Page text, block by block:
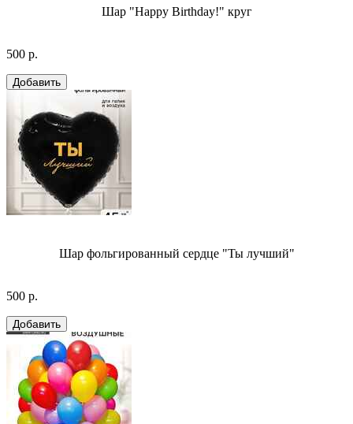
Шар "Happy Birthday!" круг
500 р.
Шар фольгированный сердце "Ты лучший"
500 р.